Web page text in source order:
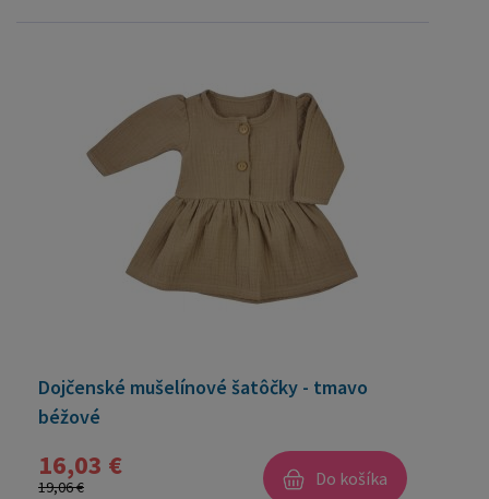
Dojčenské mušelínové šatôčky - tmavo
béžové
16,03 €
19,06 € Do košíka